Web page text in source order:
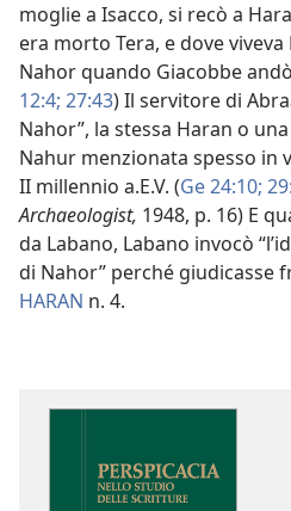
moglie a Isacco, si recò a
era morto Tera, e dove
Nahor quando Giacobbe
12:4; 27:43) Il servitore di
Nahor”, la stessa Haran o
Nahur menzionata spesso in
II millennio a.E.V. (Ge 24:10;
Archaeologist, 1948, p. 16) E
da Labano, Labano invocò
di Nahor” perché giudicasse
HARAN n. 4.